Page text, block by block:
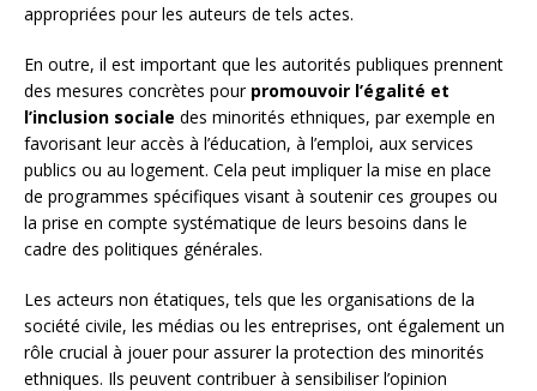
appropriées pour les auteurs de tels actes.
En outre, il est important que les autorités publiques prennent
des mesures concrètes pour promouvoir l’égalité et
l’inclusion sociale des minorités ethniques, par exemple en
favorisant leur accès à l’éducation, à l’emploi, aux services
publics ou au logement. Cela peut impliquer la mise en place
de programmes spécifiques visant à soutenir ces groupes ou
la prise en compte systématique de leurs besoins dans le
cadre des politiques générales.
Les acteurs non étatiques, tels que les organisations de la
société civile, les médias ou les entreprises, ont également un
rôle crucial à jouer pour assurer la protection des minorités
ethniques. Ils peuvent contribuer à sensibiliser l’opinion